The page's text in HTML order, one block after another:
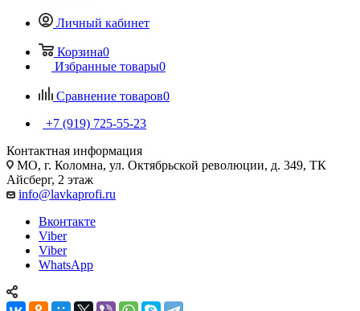
Личный кабинет
Корзина0
Избранные товары0
Сравнение товаров0
+7 (919) 725-55-23
Контактная информация
МО, г. Коломна, ул. Октябрьской революции, д. 349, ТК
Айсберг, 2 этаж
info@lavkaprofi.ru
Вконтакте
Viber
Viber
WhatsApp